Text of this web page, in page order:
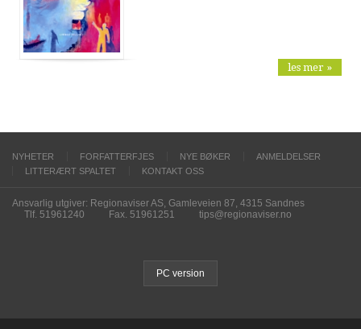
les mer »
NYHETER FORFATTERFJES NYE BØKER
ANMELDELSER
LITTERÆRT SPALTET
KONTAKT OSS
Ansvarlig utgiver: Regionaviser AS, Gamleveien 87, 4315 Sandnes
Tlf. 51961240
Fax. 51961251 tips@regionaviser.no
PC version